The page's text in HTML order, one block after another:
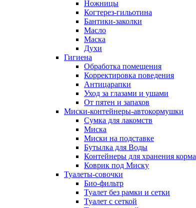
Ножницы
Когтерез-гильотина
Бантики-заколки
Масло
Маска
Духи
Гигиена
Обработка помещения
Корректировка поведения
Антицарапки
Уход за глазами и ушами
От пятен и запахов
Миски-контейнеры-автокормушки
Сумка для лакомств
Миска
Миски на подставке
Бутылка для Воды
Контейнеры для хранения корма
Коврик под Миску
Туалеты-совочки
Био-фильтр
Туалет без рамки и сетки
Туалет с сеткой